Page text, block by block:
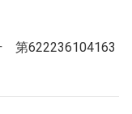
第622236104163